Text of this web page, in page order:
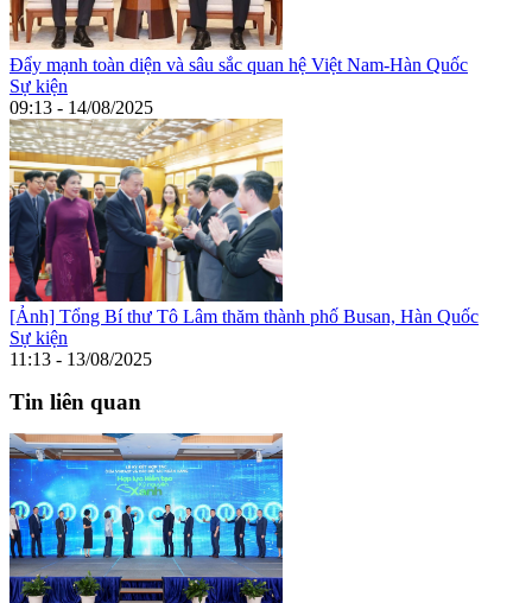
Đẩy mạnh toàn diện và sâu sắc quan hệ Việt Nam-Hàn Quốc
Sự kiện
09:13 - 14/08/2025
[Ảnh] Tổng Bí thư Tô Lâm thăm thành phố Busan, Hàn Quốc
Sự kiện
11:13 - 13/08/2025
Tin liên quan